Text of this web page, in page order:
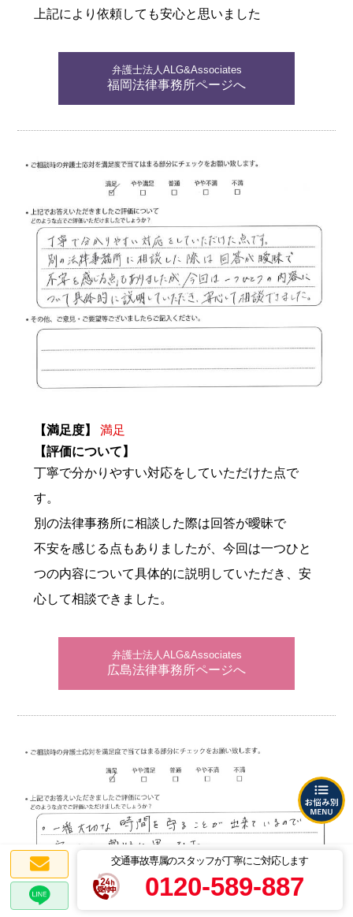
交通事故専属のスタッフが丁寧にご対応します
0120-589-887
上記により依頼しても安心と思いました
弁護士法人ALG&Associates
福岡法律事務所ページへ
【満足度】
満足
【評価について】
丁寧で分かりやすい対応をしていただけた点で
す。
別の法律事務所に相談した際は回答が曖昧で
不安を感じる点もありましたが、今回は一つひと
つの内容について具体的に説明していただき、安
心して相談できました。
弁護士法人ALG&Associates
広島法律事務所ページへ